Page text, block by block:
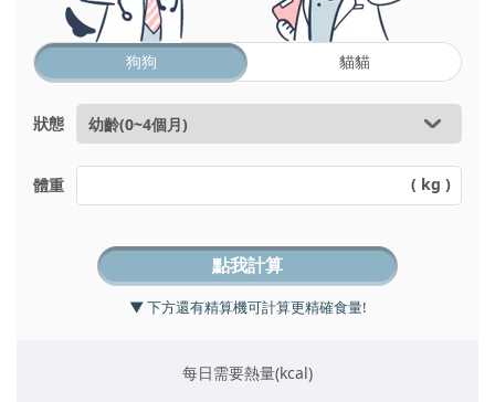
狗狗 貓貓
狀態
體重
點我計算
▼ 下方還有精算機可計算更精確食量!
每日需要熱量(kcal)